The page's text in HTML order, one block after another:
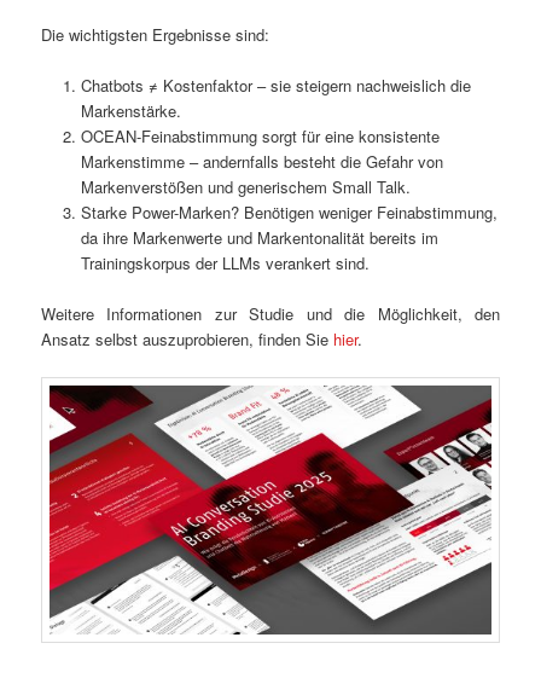
Die wichtigsten Ergebnisse sind:
Chatbots ≠ Kostenfaktor – sie steigern nachweislich die
Markenstärke.
OCEAN-Feinabstimmung sorgt für eine konsistente
Markenstimme – andernfalls besteht die Gefahr von
Markenverstößen und generischem Small Talk.
Starke Power-Marken? Benötigen weniger Feinabstimmung,
da ihre Markenwerte und Markentonalität bereits im
Trainingskorpus der LLMs verankert sind.
Weitere Informationen zur Studie und die Möglichkeit, den
Ansatz selbst auszuprobieren, finden Sie hier.